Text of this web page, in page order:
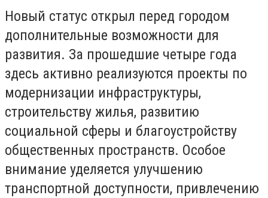
Новый статус открыл перед городом
дополнительные возможности для
развития. За прошедшие четыре года
здесь активно реализуются проекты по
модернизации инфраструктуры,
строительству жилья, развитию
социальной сферы и благоустройству
общественных пространств. Особое
внимание уделяется улучшению
транспортной доступности, привлечению